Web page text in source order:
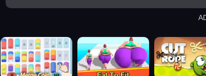
merge coin fat to fit cut the rope